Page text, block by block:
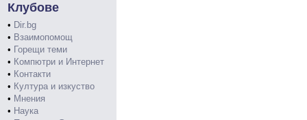
Клубове
• Dir.bg
• Взаимопомощ
• Горещи теми
• Компютри и Интернет
• Контакти
• Култура и изкуство
• Мнения
• Наука